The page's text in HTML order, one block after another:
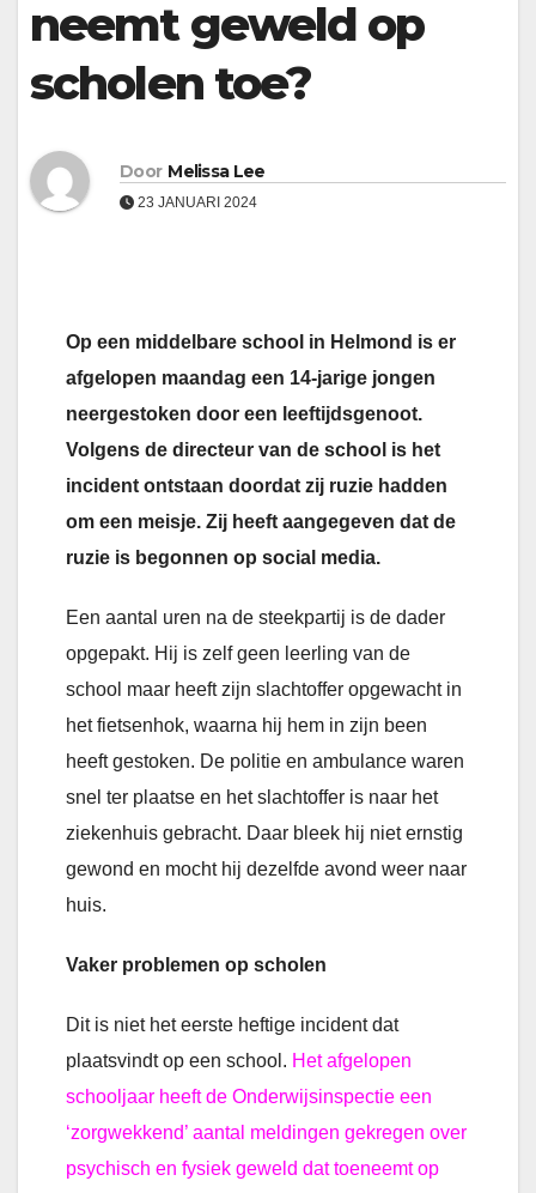
neemt geweld op
scholen toe?
Door Melissa Lee
23 JANUARI 2024
Op een middelbare school in Helmond is er
afgelopen maandag een 14-jarige jongen
neergestoken door een leeftijdsgenoot.
Volgens de directeur van de school is het
incident ontstaan doordat zij ruzie hadden
om een meisje. Zij heeft aangegeven dat de
ruzie is begonnen op social media.
Een aantal uren na de steekpartij is de dader
opgepakt. Hij is zelf geen leerling van de
school maar heeft zijn slachtoffer opgewacht in
het fietsenhok, waarna hij hem in zijn been
heeft gestoken. De politie en ambulance waren
snel ter plaatse en het slachtoffer is naar het
ziekenhuis gebracht. Daar bleek hij niet ernstig
gewond en mocht hij dezelfde avond weer naar
huis.
Vaker problemen op scholen
Dit is niet het eerste heftige incident dat
plaatsvindt op een school. Het afgelopen
schooljaar heeft de Onderwijsinspectie een
‘zorgwekkend’ aantal meldingen gekregen over
psychisch en fysiek geweld dat toeneemt op